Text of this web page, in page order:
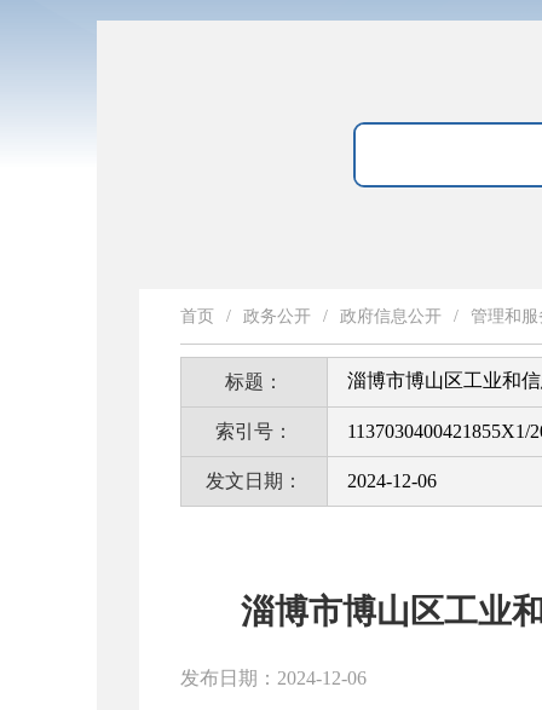
首页 / 政务公开 / 政府信息公开 / 管理和
标题： 淄博市博山区工业和
索引号： 1137030400421855X1/
发文日期： 2024-12-06
淄博市博山区工业
发布日期：2024-12-06